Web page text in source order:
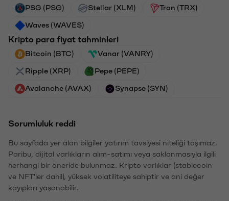
PSG (PSG) Stellar (XLM) Tron (TRX)
Waves (WAVES)
Kripto para fiyat tahminleri
Bitcoin (BTC) Vanar (VANRY)
Ripple (XRP) Pepe (PEPE)
Avalanche (AVAX) Synapse (SYN)
Sorumluluk reddi
Bu sayfada yer alan bilgiler yatırım tavsiyesi niteliği taşımaz.
Paribu, dijital varlıkların alım-satımı veya saklanmasıyla ilgili
herhangi bir öneride bulunmaz. Kripto varlıklar (stablecoin
ve NFT'ler dahil), yüksek volatiliteye sahiptir ve ani değer
kayıpları yaşanabilir.